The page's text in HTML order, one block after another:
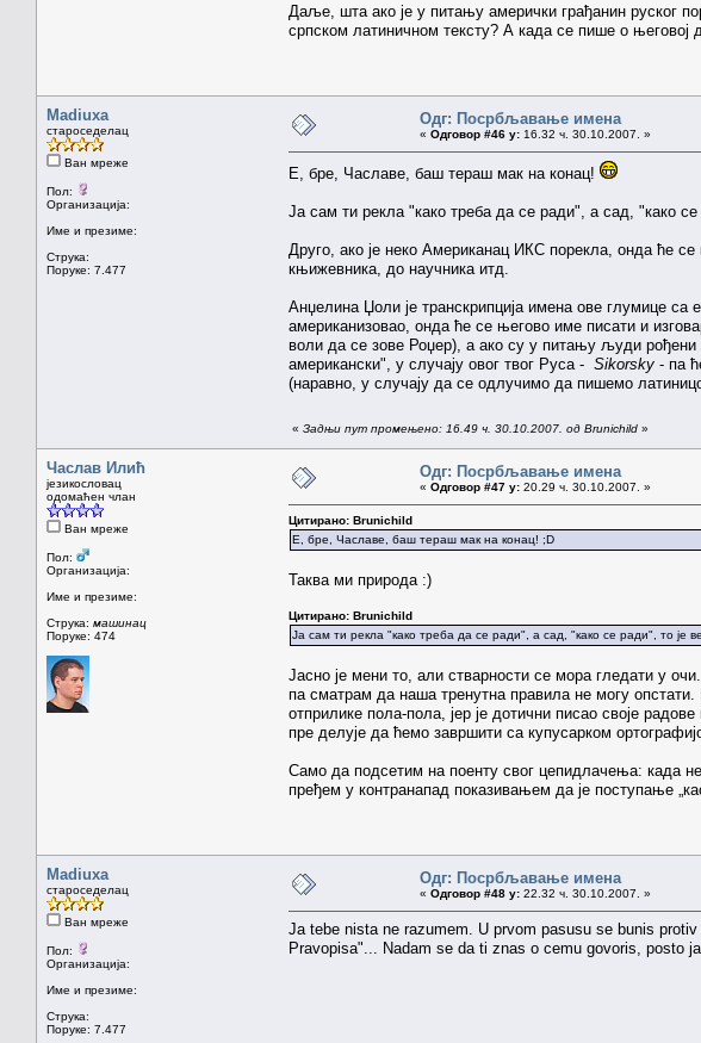
Даље, шта ако је у питању амерички грађанин руског
српском латиничном тексту? А када се пише о
Madiuxa
староседелац
Ван мреже
Пол:
Организација:
Име и презиме:
Струка:
Поруке: 7.477
Одг: Посрбљавање имена
« Одговор #46 у: 16.32 ч. 30.10.2007. »
Е, бре, Чаславе, баш тераш мак на конац!
Ја сам ти рекла "како треба да се ради", а сад, "како
Друго, ако је неко Американац ИКС порекла, онда ће
књижевника, до научника итд.
Анџелина Џоли је транскрипција имена ове глумице са
американизовао, онда ће се његово име писати и
воли да се зове Роџер), а ако су у питању људи
американски", у случају овог твог Руса - Sikorsky - па
(наравно, у случају да се одлучимо да пишемо
« Задњи пут промењено: 16.49 ч. 30.10.2007. од Brunichild »
Часлав Илић
језикословац
одомаћен члан
Ван мреже
Пол:
Организација:
Име и презиме:
Струка: машинац
Поруке: 474
Одг: Посрбљавање имена
« Одговор #47 у: 20.29 ч. 30.10.2007. »
Цитирано: Brunichild
Е, бре, Чаславе, баш тераш мак на конац! ;D
Таква ми природа :)
Цитирано: Brunichild
Ја сам ти рекла "како треба да се ради", а сад, "како се ради", то је
Јасно је мени то, али стварности се мора гледати у
па сматрам да наша тренутна правила не могу
отприлике пола-пола, јер је дотични писао своје
пре делује да ћемо завршити са купусарком
Само да подсетим на поенту свог цепидлачења: када
пређем у контранапад показивањем да је поступање
Madiuxa
староседелац
Ван мреже
Пол:
Организација:
Име и презиме:
Струка:
Поруке: 7.477
Одг: Посрбљавање имена
« Одговор #48 у: 22.32 ч. 30.10.2007. »
Ja tebe nista ne razumem. U prvom pasusu se bunis
Pravopisa"... Nadam se da ti znas o cemu govoris, posto